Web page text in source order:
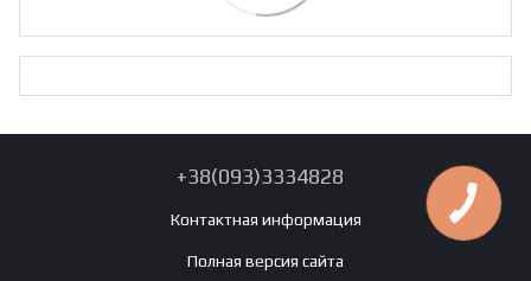
+38(093)3334828
Контактная информация
Полная версия сайта